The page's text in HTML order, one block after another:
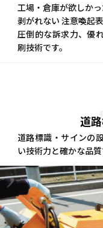
工場・倉庫が欲しかっ
剥がれない 注意喚起
圧倒的な訴求力、優
刷技術です。
道
道路標識・サインの
い技術力と確かな品質